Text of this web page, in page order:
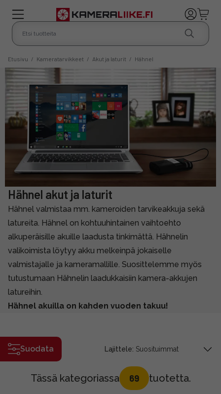
Etusivu / Kameratarvikkeet / Akut ja laturit / Hähnel
Hähnel akut ja laturit
Hähnel valmistaa mm. kameroiden tarvikeakkuja sekä
latureita. Hähnel on kohtuuhintainen vaihtoehto
alkuperäisille akuille laadusta tinkimättä. Hähnelin
valikoimista löytyy akku melkeinpä jokaiselle
valmistajalle ja kameramallille. Suosittelemme myös
tutustumaan Hähnelin laadukkaisiin kamera-akkujen
latureihin.
Hähnel akuilla on kahden vuoden takuu!
Suodata Lajittele:
Tässä kategoriassa 69 tuotetta.